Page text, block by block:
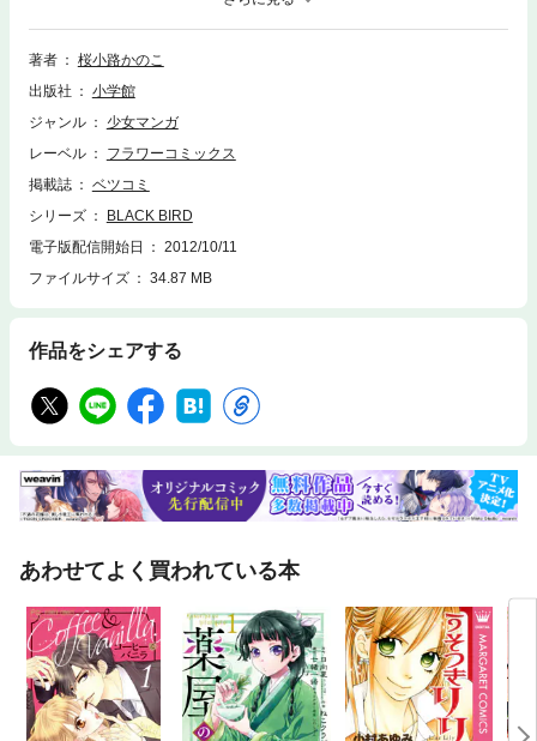
契りすべてが愛しいこの人と引き離されたら生きてはいけないのに―――
著者
桜小路かのこ
出版社
小学館
ジャンル
少女マンガ
レーベル
フラワーコミックス
掲載誌
ベツコミ
シリーズ
BLACK BIRD
電子版配信開始日
2012/10/11
ファイルサイズ
34.87 MB
作品をシェアする
あわせてよく買われている本